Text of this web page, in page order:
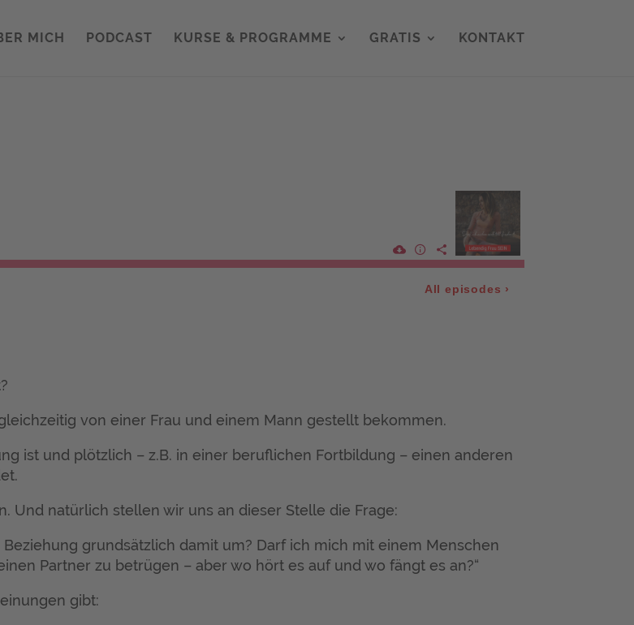
MICH PODCAST KURSE & PROGRAMME GRATIS KONTAKT
von einer Frau und einem Mann gestellt bekommen.
ist und plötzlich – z.B. in einer beruflichen Fortbildung – einen anderen
Und natürlich stellen wir uns an dieser Stelle die Frage:
grundsätzlich damit um? Darf ich mich mit einem Menschen
Partner zu betrügen – aber wo hört es auf und wo fängt es an?“
gibt: